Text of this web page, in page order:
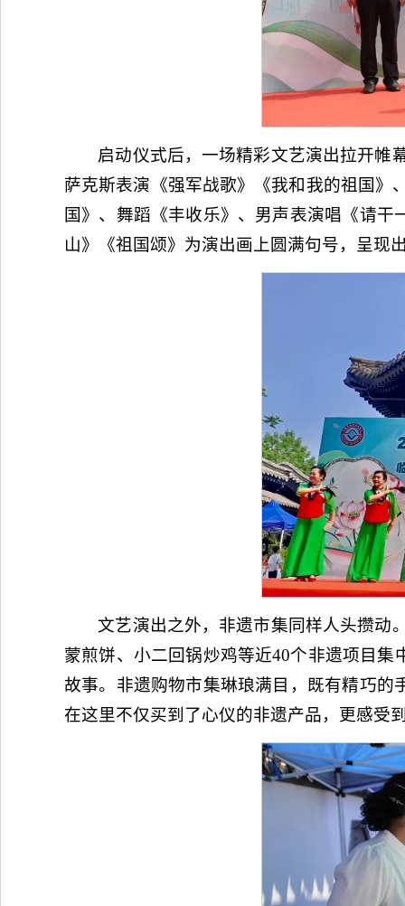
启动仪式后，一场精彩文艺演出拉开帷
萨克斯表演《强军战歌》《我和我的祖国》
国》、舞蹈《丰收乐》、男声表演唱《请
山》《祖国颂》为演出画上圆满句号，呈现
文艺演出之外，非遗市集同样人头攒动
蒙煎饼、小二回锅炒鸡等近40个非遗项目
故事。非遗购物市集琳琅满目，既有精巧
在这里不仅买到了心仪的非遗产品，更感受